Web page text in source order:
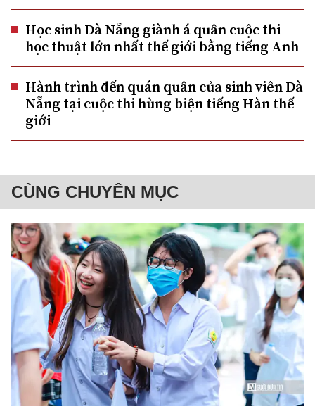
Học sinh Đà Nẵng giành á quân cuộc thi
học thuật lớn nhất thế giới bằng tiếng Anh
Hành trình đến quán quân của sinh viên Đà
Nẵng tại cuộc thi hùng biện tiếng Hàn thế
giới
CÙNG CHUYÊN MỤC